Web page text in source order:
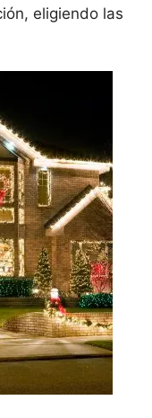
eligiendo las